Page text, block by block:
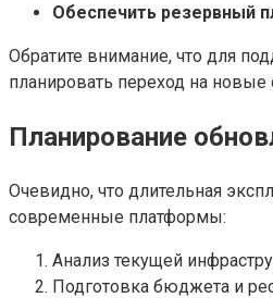
Обеспечить резервный
Обратите внимание, что для
планировать переход на новые
Планирование
Очевидно, что длительная
современные платформы:
Анализ текущей
Подготовка бюджета и